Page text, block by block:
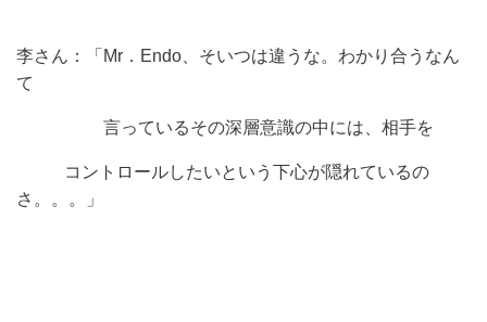
李さん：「Mr．Endo、そいつは違うな。わかり合うなん
て
言っているその深層意識の中には、相手を
コントロールしたいという下心が隠れているの
さ。。。」